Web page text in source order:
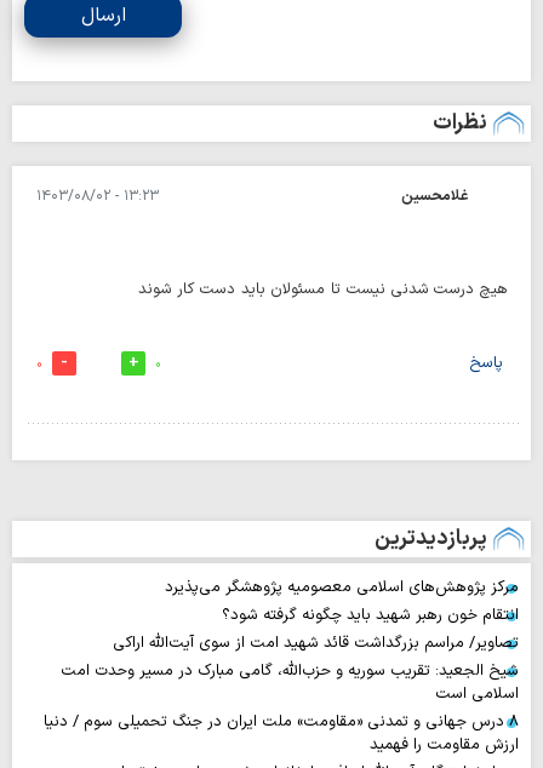
ارسال
نظرات
غلامحسین ۱۳:۲۳ - ۱۴۰۳/۰۸/۰۲
هیچ درست شدنی نیست تا مسئولان باید دست کار شوند
پاسخ 0
0
پربازدیدترین
مرکز پژوهش‌های اسلامی معصومیه پژوهشگر می‌پذیرد
انتقام خون رهبر شهید باید چگونه گرفته شود؟
تصاویر/ مراسم بزرگداشت قائد شهید امت از سوی آیت‌الله اراکی
شیخ الجعید: تقریب سوریه و حزب‌الله، گامی مبارک در مسیر وحدت امت
اسلامی است
۸ درس جهانی و تمدنی «مقاومت» ملت ایران در جنگ تحمیلی سوم / دنیا
ارزش مقاومت را فهمید